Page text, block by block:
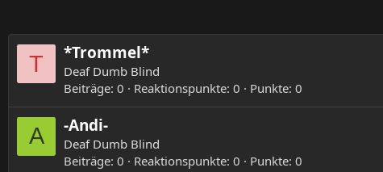
T *Trommel*
Deaf Dumb Blind
Beiträge 0 Reaktionspunkte 0 Punkte 0
A -Andi-
Deaf Dumb Blind
Beiträge 0 Reaktionspunkte 0 Punkte 0